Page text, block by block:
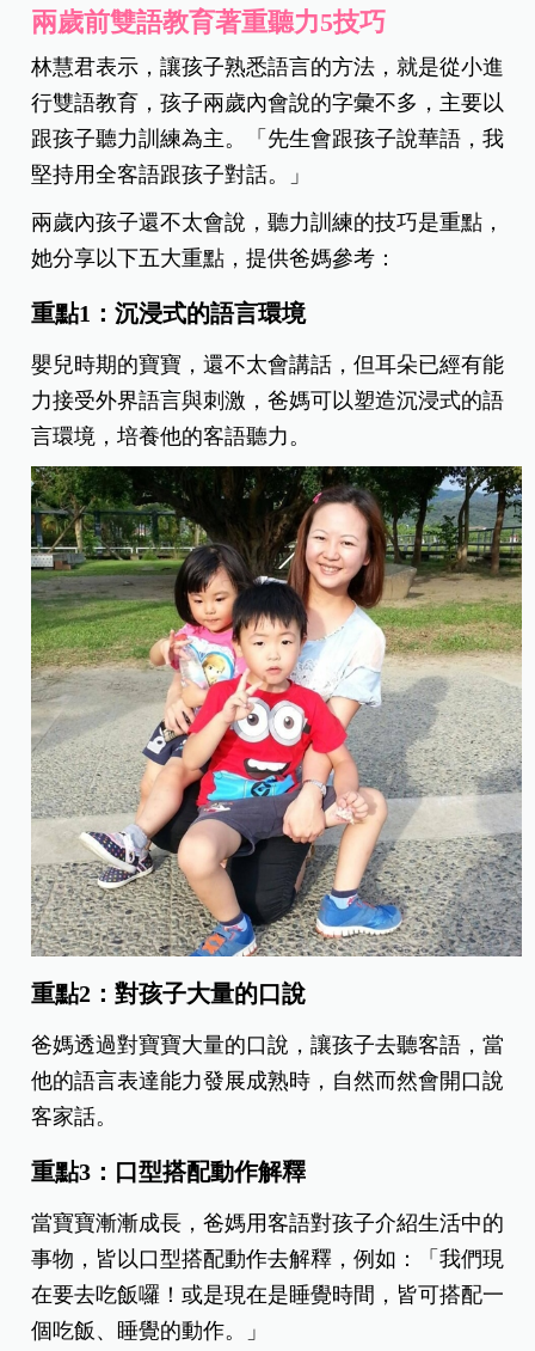
兩歲前雙語教育著重聽力5技巧
林慧君表示，讓孩子熟悉語言的方法，就是從小進
行雙語教育，孩子兩歲內會說的字彙不多，主要以
跟孩子聽力訓練為主。「先生會跟孩子說華語，我
堅持用全客語跟孩子對話。」
兩歲內孩子還不太會說，聽力訓練的技巧是重點，
她分享以下五大重點，提供爸媽參考：
重點1：沉浸式的語言環境
嬰兒時期的寶寶，還不太會講話，但耳朵已經有能
力接受外界語言與刺激，爸媽可以塑造沉浸式的語
言環境，培養他的客語聽力。
重點2：對孩子大量的口說
爸媽透過對寶寶大量的口說，讓孩子去聽客語，當
他的語言表達能力發展成熟時，自然而然會開口說
客家話。
重點3：口型搭配動作解釋
當寶寶漸漸成長，爸媽用客語對孩子介紹生活中的
事物，皆以口型搭配動作去解釋，例如：「我們現
在要去吃飯囉！或是現在是睡覺時間，皆可搭配一
個吃飯、睡覺的動作。」